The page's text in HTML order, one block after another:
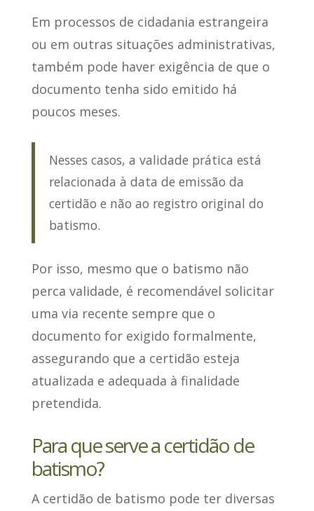
Em processos de cidadania estrangeira
ou em outras situações administrativas,
também pode haver exigência de que o
documento tenha sido emitido há
poucos meses.
Nesses casos, a validade prática está
relacionada à data de emissão da
certidão e não ao registro original do
batismo.
Por isso, mesmo que o batismo não
perca validade, é recomendável solicitar
uma via recente sempre que o
documento for exigido formalmente,
assegurando que a certidão esteja
atualizada e adequada à finalidade
pretendida.
Para que serve a certidão de
batismo?
A certidão de batismo pode ter diversas